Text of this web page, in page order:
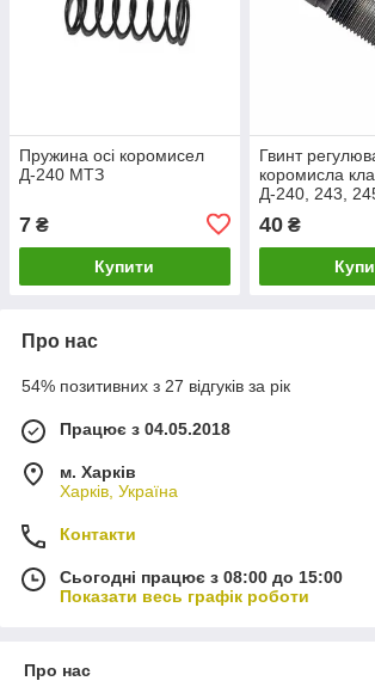
Пружина осі коромисел
Д-240 МТЗ
7 ₴
Купити
Гвинт
коромисла
Д-240, 243,
40₴
Про нас
54% позитивних з 27 відгуків за рік
Працює з 04.05.2018
м. Харків
Харків, Україна
Контакти
Сьогодні працює з 08:00 до 15:00
Показати весь графік роботи
Про нас